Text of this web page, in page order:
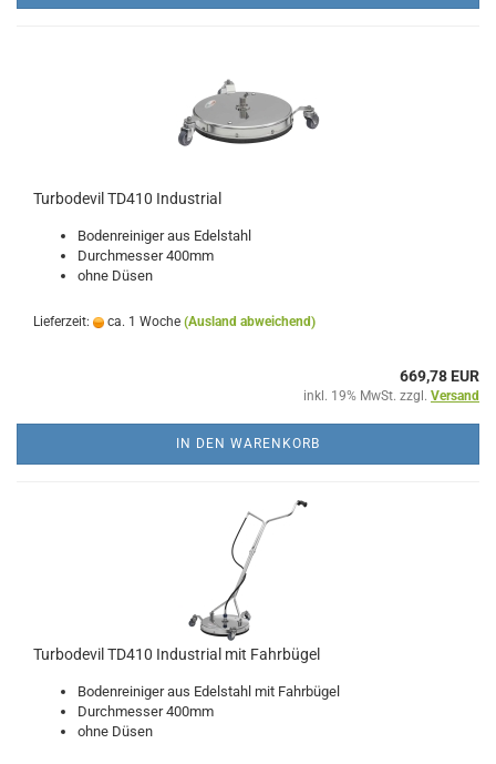
Turbodevil TD410 Industrial
Bodenreiniger aus Edelstahl
Durchmesser 400mm
ohne Düsen
Lieferzeit: ca. 1 Woche (Ausland abweichend)
669,78 EUR
inkl. 19% MwSt. zzgl. Versand
IN DEN WARENKORB
Turbodevil TD410 Industrial mit Fahrbügel
Bodenreiniger aus Edelstahl mit Fahrbügel
Durchmesser 400mm
ohne Düsen